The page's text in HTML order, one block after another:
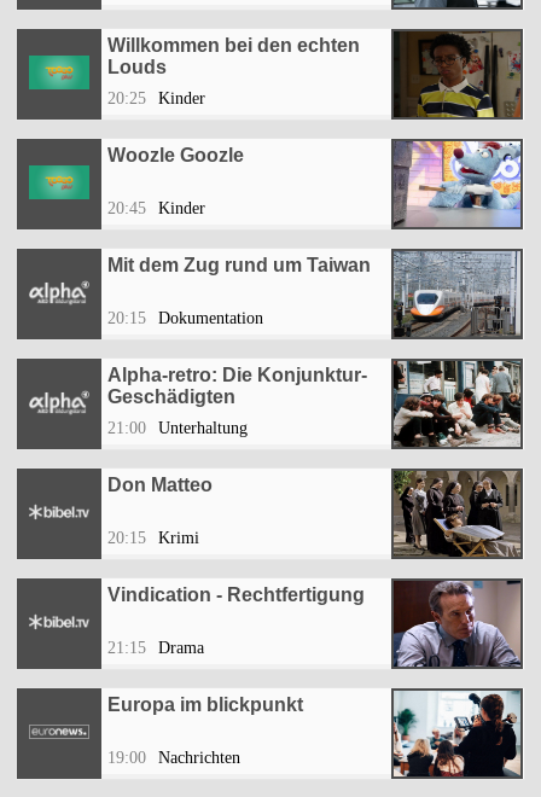
Willkommen bei den echten
Louds
20:25 Kinder
Woozle Goozle
20:45 Kinder
Mit dem Zug rund um Taiwan
20:15 Dokumentation
Alpha-retro: Die Konjunktur-
Geschädigten
21:00 Unterhaltung
Don Matteo
20:15 Krimi
Vindication - Rechtfertigung
21:15 Drama
Europa im blickpunkt
19:00 Nachrichten